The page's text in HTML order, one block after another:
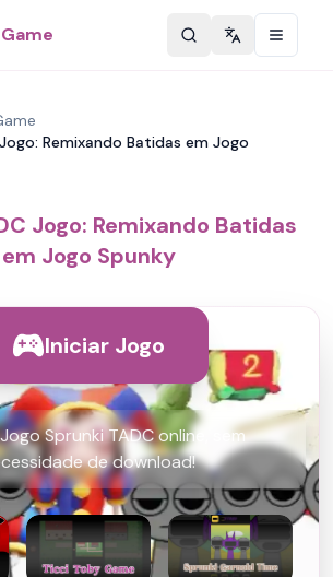
Change
Remixando Batidas em Jogo
Jogo: Remixando Batidas
em Jogo Spunky
Iniciar Jogo
Sprunki TADC online, sem
de download!